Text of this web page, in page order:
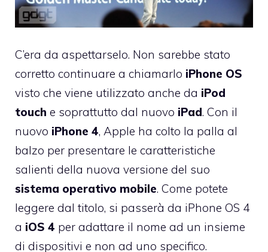
C’era da aspettarselo. Non sarebbe stato
corretto continuare a chiamarlo iPhone OS
visto che viene utilizzato anche da iPod
touch e soprattutto dal nuovo iPad. Con il
nuovo iPhone 4, Apple ha colto la palla al
balzo per presentare le caratteristiche
salienti della nuova versione del suo
sistema operativo mobile. Come potete
leggere dal titolo, si passerà da iPhone OS 4
a iOS 4 per adattare il nome ad un insieme
di dispositivi e non ad uno specifico.